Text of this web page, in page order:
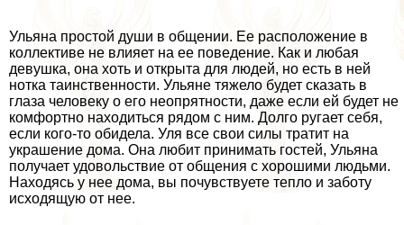
Ульяна простой души в общении. Ее расположение в
коллективе не влияет на ее поведение. Как и любая
дeвyшка, она хоть и открыта для людей, но есть в ней
нотка таинственности. Ульяне тяжело будет сказать в
глаза человеку о его неопрятности, даже если ей будет не
комфортно находиться рядом с ним. Долго ругает себя,
если кого-то обидела. Уля все свои силы тратит на
украшение дома. Она любит принимать гостей, Ульяна
получает удовольствие от общения с хорошими людьми.
Находясь у нее дома, вы почувствуете тепло и заботу
исходящую от нее.